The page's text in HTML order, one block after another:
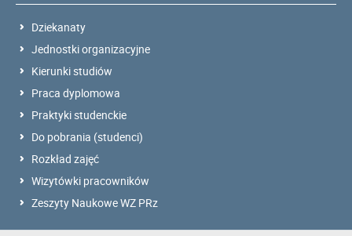
Dziekanaty
Jednostki organizacyjne
Kierunki studiów
Praca dyplomowa
Praktyki studenckie
Do pobrania (studenci)
Rozkład zajęć
Wizytówki pracowników
Zeszyty Naukowe WZ PRz